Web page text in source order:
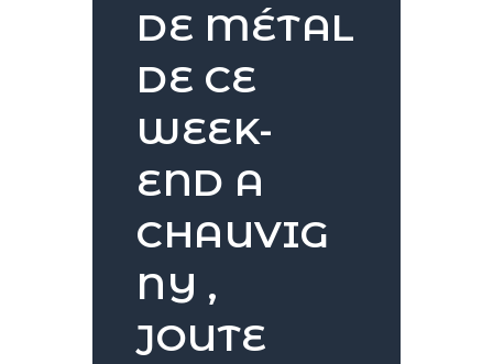
DE MÉTAL
DE CE
WEEK-
END A
CHAUVIG
NY ,
JOUTE